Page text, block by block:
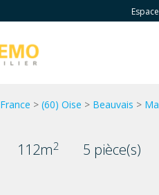
France > (60) Oise > Beauvais >
112m2
5 pièce(s)